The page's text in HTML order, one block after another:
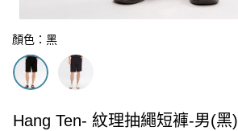
顏色：黑
Hang Ten- 紋理抽繩短褲-男(黑)